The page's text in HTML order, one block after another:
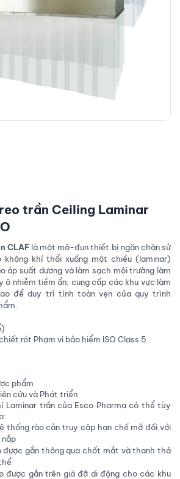
trần Ceiling Laminar
CLAF là một mô-đun thiết bị ngăn chặn sử
không khí thổi xuống một chiều (laminar)
áp suất dương và làm sạch môi trường làm
nhiễm tiềm ẩn; cung cấp các khu vực làm
để duy trì tính toàn vẹn của quy trình
rót Phạm vi bảo hiểm ISO Class 5
phẩm
cứu và Phát triển
Laminar trần của Esco Pharma có thể tùy
thống rào cản truy cập hạn chế mở đối với
gắn thông qua chốt mắt và thanh thả
được gắn trên giá đỡ di động cho các khu